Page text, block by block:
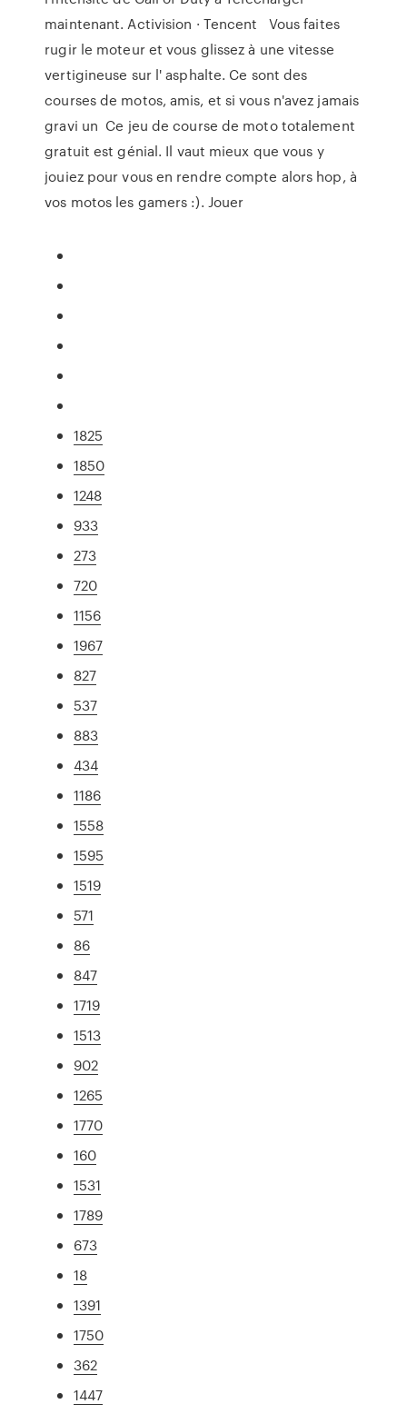
maintenant. Activision · Tencent Vous faites
rugir le moteur et vous glissez à une vitesse
vertigineuse sur l' asphalte. Ce sont des
courses de motos, amis, et si vous n'avez jamais
gravi un Ce jeu de course de moto totalement
gratuit est génial. Il vaut mieux que vous y
jouiez pour vous en rendre compte alors hop, à
vos motos les gamers :). Jouer
1825
1850
1248
933
273
720
1156
1967
827
537
883
434
1186
1558
1595
1519
571
86
847
1719
1513
902
1265
1770
160
1531
1789
673
18
1391
1750
362
1447